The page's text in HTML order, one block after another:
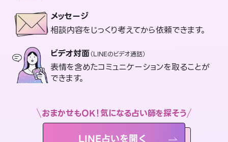
メッセージ
相談内容をじっくり考えてから依頼できます。
ビデオ対面（LINEのビデオ通話）
表情を含めたコミュニケーションを取ることが
できます。
おまかせもOK！気になる占い師を探そう
LINE占いを開く